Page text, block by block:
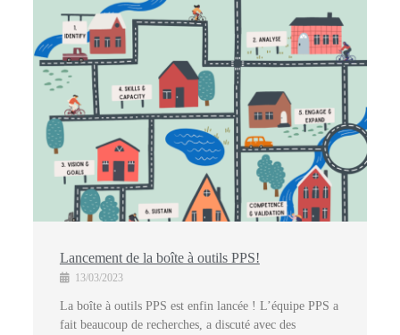
Lancement de la boîte à outils PPS!
13/03/2023
La boîte à outils PPS est enfin lancée ! L’équipe PPS a
fait beaucoup de recherches, a discuté avec des